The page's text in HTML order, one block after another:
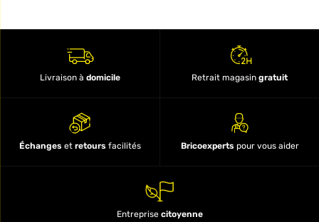
Livraison à domicile Retrait magasin gratuit
Échanges et retours facilités Bricoexperts pour vous aider
Entreprise citoyenne